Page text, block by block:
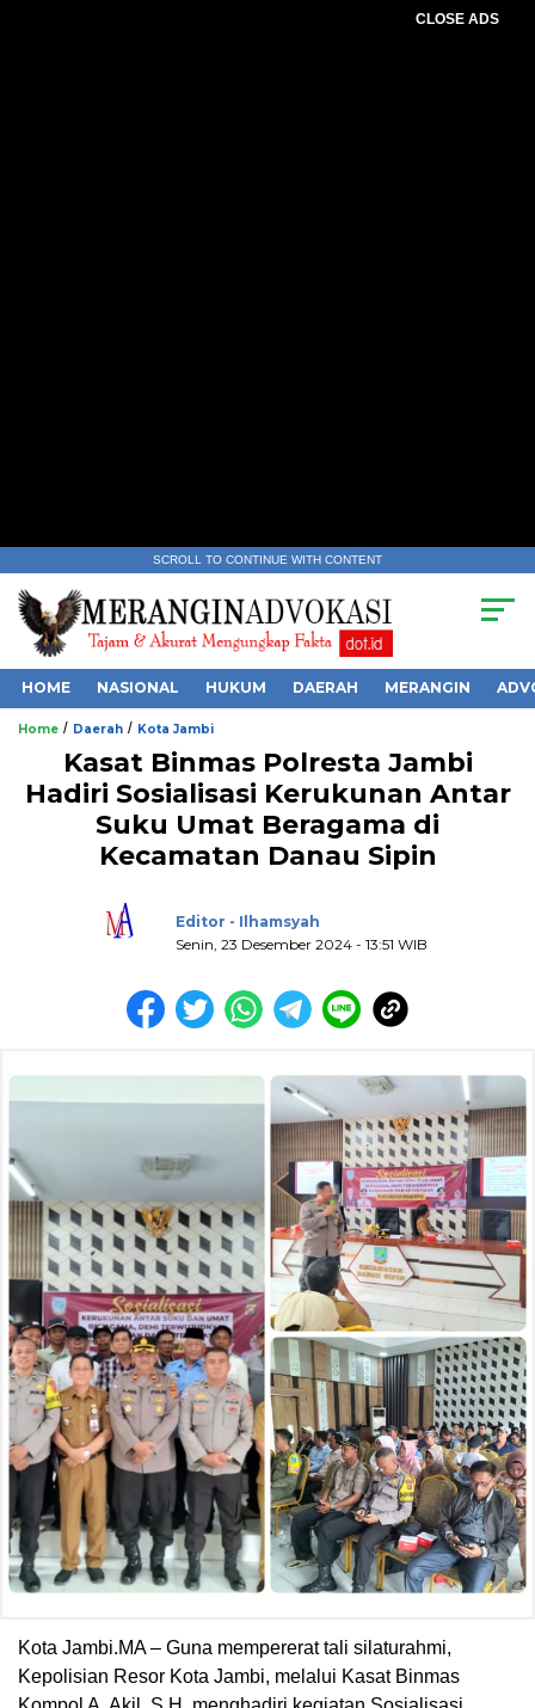
CLOSE ADS
SCROLL TO CONTINUE WITH CONTENT
HOME NASIONAL HUKUM DAERAH MERANGIN
Home / Daerah / Kota Jambi
Kasat Binmas Polresta Jambi
Hadiri Sosialisasi Kerukunan Antar
Suku Umat Beragama di
Kecamatan Danau Sipin
Editor - Ilhamsyah
Senin, 23 Desember 2024 - 13:51 WIB
Kota Jambi.MA – Guna mempererat tali silaturahmi,
Kepolisian Resor Kota Jambi, melalui Kasat Binmas